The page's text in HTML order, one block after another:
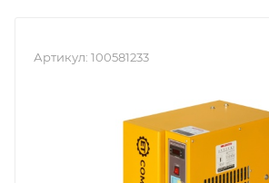
Артикул: 100581233